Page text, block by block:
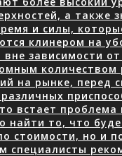
а также
и силы,
клинером на
зависимости
количеством
на рынке, перед
встает проблема
найти то, что
стоимости, но и
специалисты